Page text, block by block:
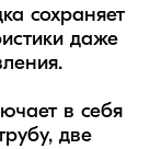
сохраняет
даже
в себя
две